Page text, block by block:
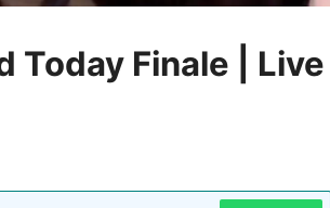
Today Finale | Live